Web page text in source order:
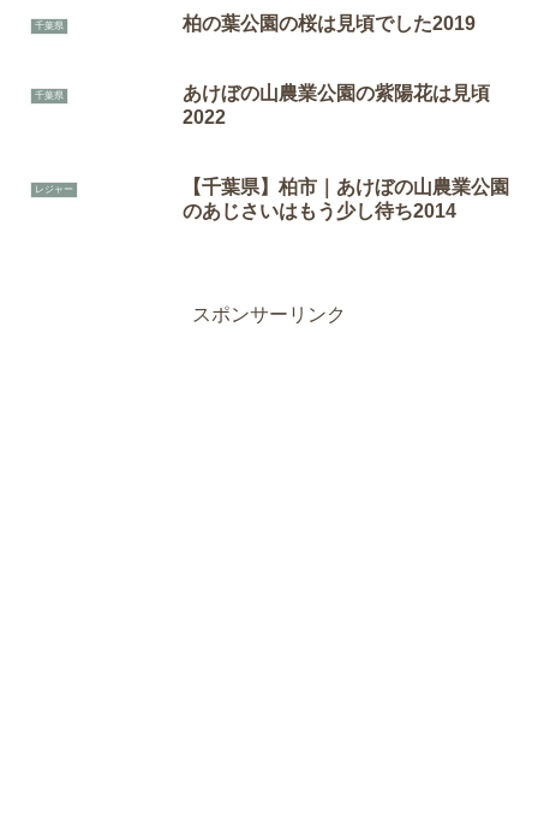
千葉県 柏の葉公園の桜は見頃でした2019
千葉県
あけぼの山農業公園の紫陽花は見頃
2022
レジャー
【千葉県】柏市｜あけぼの山農業公園
のあじさいはもう少し待ち2014
スポンサーリンク